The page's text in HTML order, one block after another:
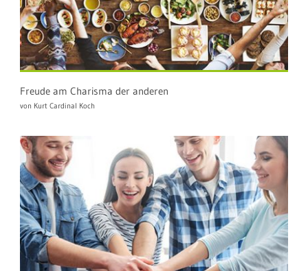
Freude am Charisma der anderen
von Kurt Cardinal Koch